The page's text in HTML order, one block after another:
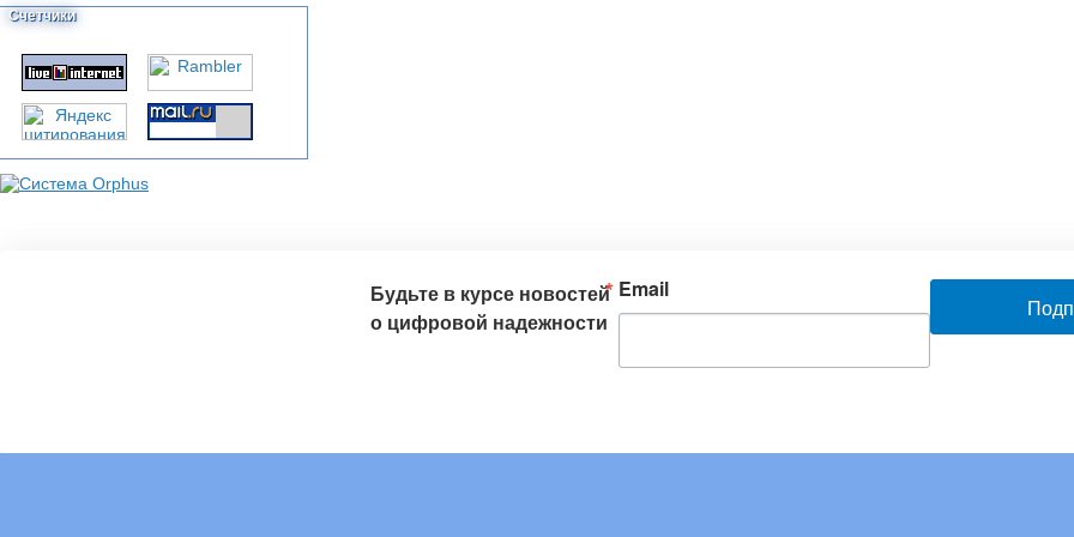
Счетчики
Будьте в курсе новостей
о цифровой надежности
Email